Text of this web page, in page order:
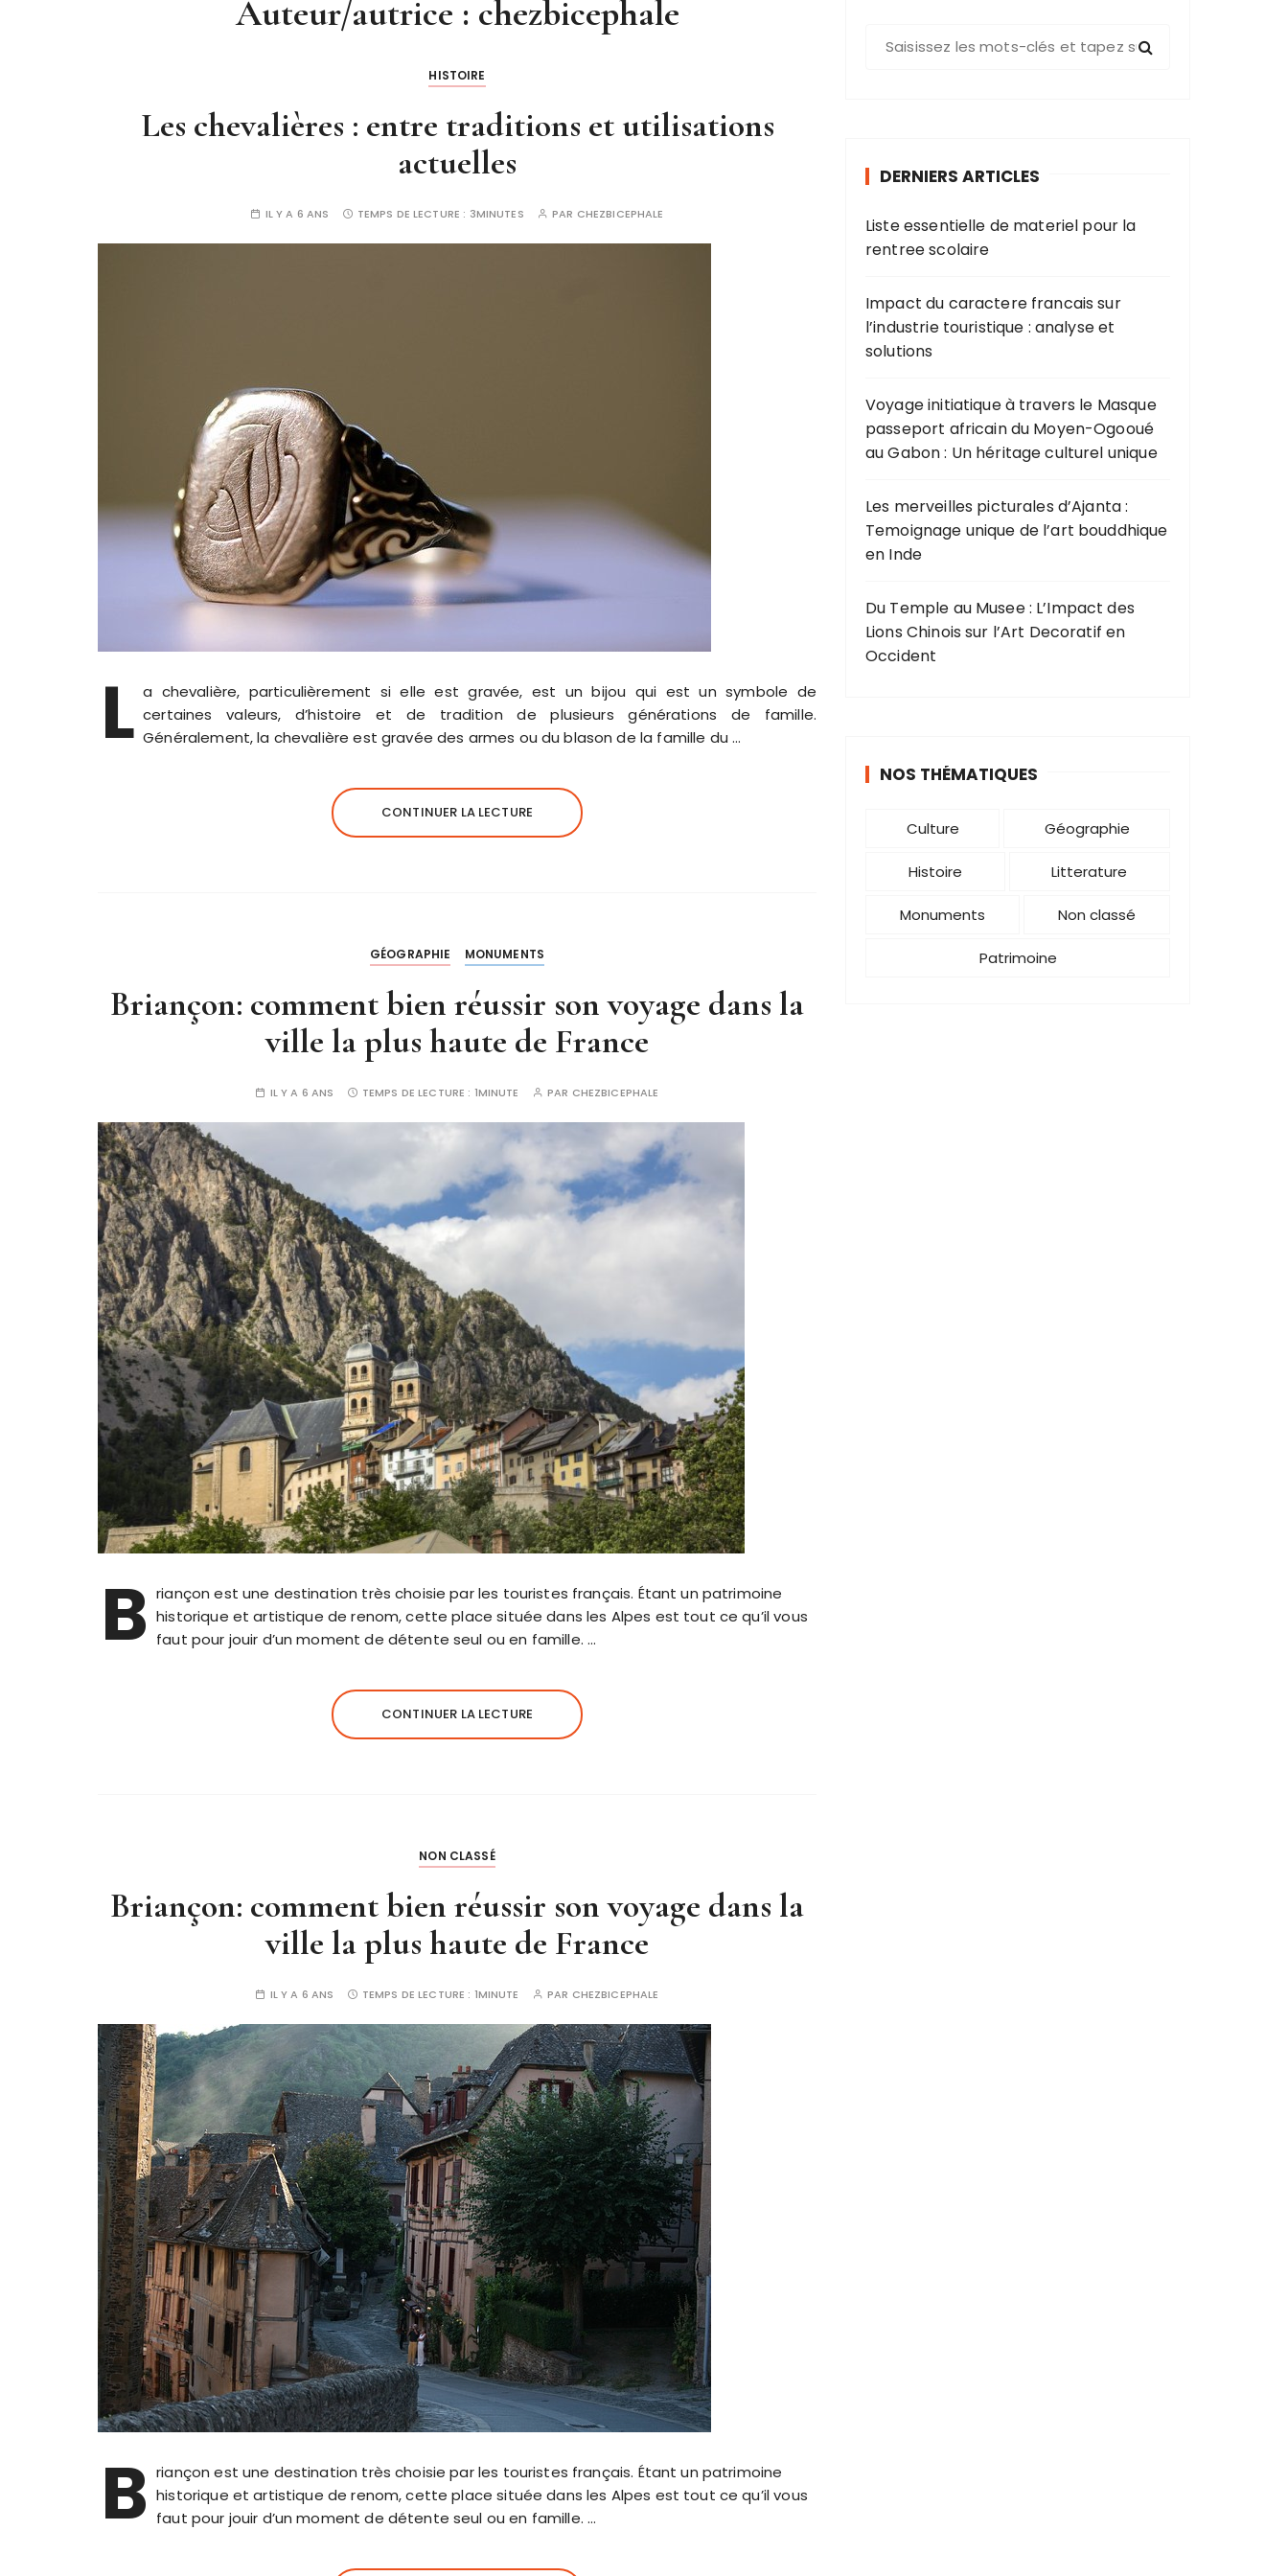
Auteur/autrice : chezbicephale
HISTOIRE
Les chevalières : entre traditions et utilisations
actuelles
IL Y A 6 ANS TEMPS DE LECTURE : 3MINUTES PAR CHEZBICEPHALE
L a chevalière, particulièrement si elle est gravée, est un bijou qui est un symbole de
certaines valeurs, d’histoire et de tradition de plusieurs générations de famille.
Généralement, la chevalière est gravée des armes ou du blason de la famille du …
CONTINUER LA LECTURE
GÉOGRAPHIE MONUMENTS
Briançon: comment bien réussir son voyage dans la
ville la plus haute de France
IL Y A 6 ANS TEMPS DE LECTURE : 1MINUTE PAR CHEZBICEPHALE
B riançon est une destination très choisie par les touristes français. Étant un patrimoine
historique et artistique de renom, cette place située dans les Alpes est tout ce qu’il vous
faut pour jouir d’un moment de détente seul ou en famille. …
CONTINUER LA LECTURE
NON CLASSÉ
Briançon: comment bien réussir son voyage dans la
ville la plus haute de France
IL Y A 6 ANS TEMPS DE LECTURE : 1MINUTE PAR CHEZBICEPHALE
B riançon est une destination très choisie par les touristes français. Étant un patrimoine
historique et artistique de renom, cette place située dans les Alpes est tout ce qu’il vous
faut pour jouir d’un moment de détente seul ou en famille. …
e
p
u
r
DERNIERS ARTICLES
Liste essentielle de materiel pour la
rentree scolaire
Impact du caractere francais sur
l’industrie touristique : analyse et
solutions
Voyage initiatique à travers le Masque
passeport africain du Moyen-Ogooué
au Gabon : Un héritage culturel unique
Les merveilles picturales d’Ajanta :
Temoignage unique de l’art bouddhique
en Inde
Du Temple au Musee : L’Impact des
Lions Chinois sur l’Art Decoratif en
Occident
NOS THÉMATIQUES
Culture Géographie
Histoire Litterature
Monuments Non classé
Patrimoine